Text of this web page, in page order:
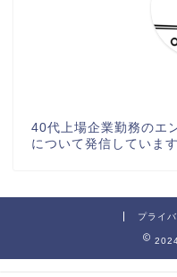
40代上場企業勤務のエ
について発信しています
プライ